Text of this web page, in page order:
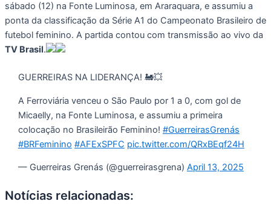
sábado (12) na Fonte Luminosa, em Araraquara, e assumiu a
ponta da classificação da Série A1 do Campeonato Brasileiro de
futebol feminino. A partida contou com transmissão ao vivo da
TV Brasil.
GUERREIRAS NA LIDERANÇA! 🚂💥
A Ferroviária venceu o São Paulo por 1 a 0, com gol de
Micaelly, na Fonte Luminosa, e assumiu a primeira
colocação no Brasileirão Feminino! #GuerreirasGrenás
#BRFeminino #AFExSPFC pic.twitter.com/QRxBEqf24H
— Guerreiras Grenás (@guerreirasgrena) April 13, 2025
Notícias relacionadas: